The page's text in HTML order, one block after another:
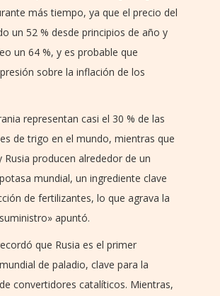
más tiempo, ya que el precio del
un 52 % desde principios de año y
un 64 %, y es probable que
sobre la inflación de los
representan casi el 30 % de las
de trigo en el mundo, mientras que
Rusia producen alrededor de un
mundial, un ingrediente clave
de fertilizantes, lo que agrava la
apuntó.
que Rusia es el primer
de paladio, clave para la
convertidores catalíticos. Mientras,